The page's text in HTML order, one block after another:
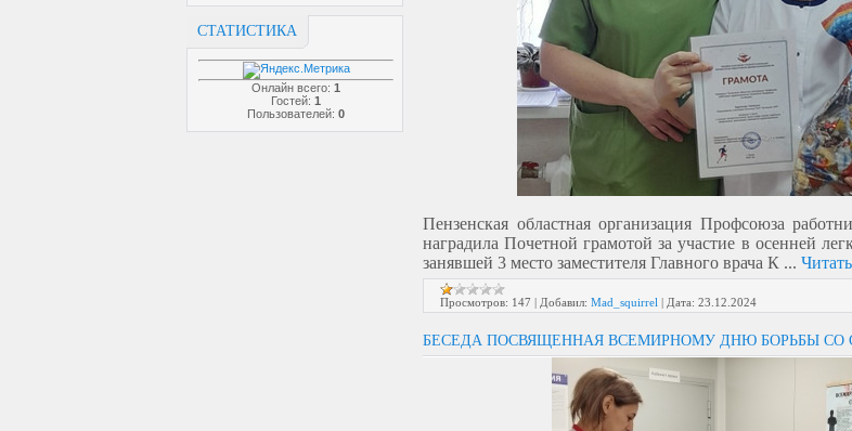
СТАТИСТИКА
Онлайн всего: 1
Гостей: 1
Пользователей: 0
Пензенская областная организация Профсоюза
наградила Почетной грамотой за участие в осенней
занявшей 3 место заместителя Главного врача К ...
Просмотров: 147 | Добавил: Mad_squirrel | Дата: 23.12.2024
БЕСЕДА ПОСВЯЩЕННАЯ ВСЕМИРНОМУ ДНЮ БОРЬБЫ СО